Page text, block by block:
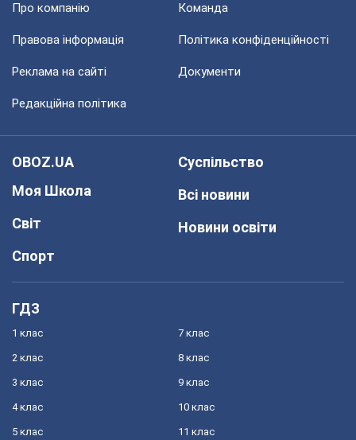
Про компанію Команда
Правова інформація Політика конфіденційності
Реклама на сайті Документи
Редакційна політика
OBOZ.UA
Моя Школа
Світ
Спорт
Суспільство
Всі новини
Новини освіти
ГДЗ
1 клас
2 клас
3 клас
4 клас
5 клас
7 клас
8 клас
9 клас
10 клас
11 клас